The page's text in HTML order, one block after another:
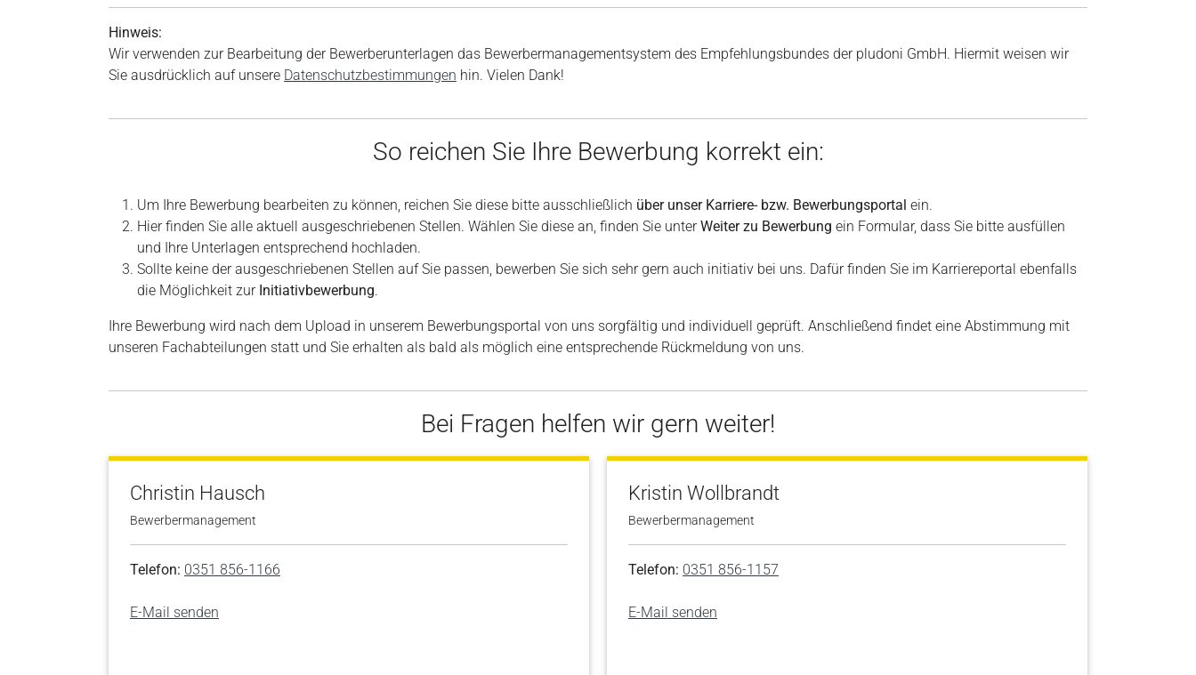
Hinweis:
Wir verwenden zur Bearbeitung der Bewerberunterlagen das Bewerbermanagementsystem des Empfehlungsbundes der pludoni GmbH. Hiermit weisen wir
Sie ausdrücklich auf unsere Datenschutzbestimmungen hin. Vielen Dank!
So reichen Sie Ihre Bewerbung korrekt ein:
Um Ihre Bewerbung bearbeiten zu können, reichen Sie diese bitte ausschließlich über unser Karriere- bzw. Bewerbungsportal ein.
Hier finden Sie alle aktuell ausgeschriebenen Stellen. Wählen Sie diese an, finden Sie unterWeiter zu Bewerbung ein Formular, dass Sie bitte ausfüllen
und Ihre Unterlagen entsprechend hochladen.
Sollte keine der ausgeschriebenen Stellen auf Sie passen, bewerben Sie sich sehr gern auch initiativ bei uns. Dafür finden Sie im Karriereportal ebenfalls
die Möglichkeit zur Initiativbewerbung.
Ihre Bewerbung wird nach dem Upload in unserem Bewerbungsportal von uns sorgfältig und individuell geprüft. Anschließend findet eine Abstimmung mit
unseren Fachabteilungen statt und Sie erhalten als bald als möglich eine entsprechende Rückmeldung von uns.
Bei Fragen helfen wir gern weiter!
Christin Hausch
Bewerbermanagement
Telefon: 0351 856-1166
E-Mail senden
Kristin Wollbrandt
Bewerbermanagement
Telefon: 0351 856-1157
E-Mail senden